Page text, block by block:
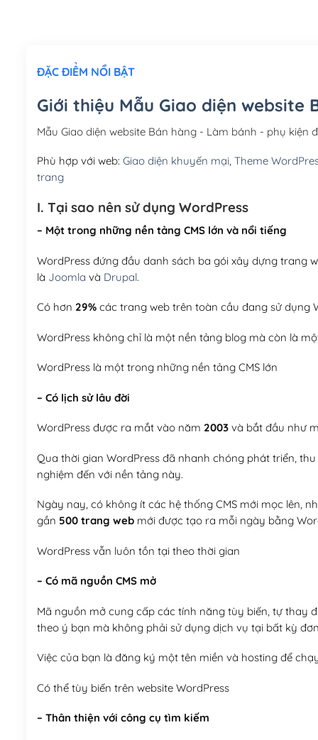
ĐẶC ĐIỂM NỔI BẬT
Giới thiệu Mẫu Giao diện website
Mẫu Giao diện website Bán hàng - Làm bánh - phụ
Phù hợp với web: Giao diện khuyến mại, Theme
trang
I. Tại sao nên sử dụng WordPress
– Một trong những nền tảng CMS lớn và nổi tiếng
WordPress đứng đầu danh sách ba gói xây dựng trang
là Joomla và Drupal.
Có hơn 29%các trang web trên toàn cầu đang sử dụng
WordPress không chỉ là một nền tảng blog mà còn là
WordPress là một trong những nền tảng CMS lớn
– Có lịch sử lâu đời
WordPress được ra mắt vào năm 2003và bắt đầu như
Qua thời gian WordPress đã nhanh chóng phát triển,
nghiệm đến với nền tảng này.
Ngày nay, có không ít các hệ thống CMS mới mọc lên,
gần 500 trang webmới được tạo ra mỗi ngày bằng
WordPress vẫn luôn tồn tại theo thời gian
– Có mã nguồn CMS mở
Mã nguồn mở cung cấp các tính năng tùy biến, tự thay
theo ý bạn mà không phải sử dụng dịch vụ tại bất kỳ
Việc của bạn là đăng ký một tên miền và hosting để
Có thể tùy biến trên website WordPress
– Thân thiện với công cụ tìm kiếm